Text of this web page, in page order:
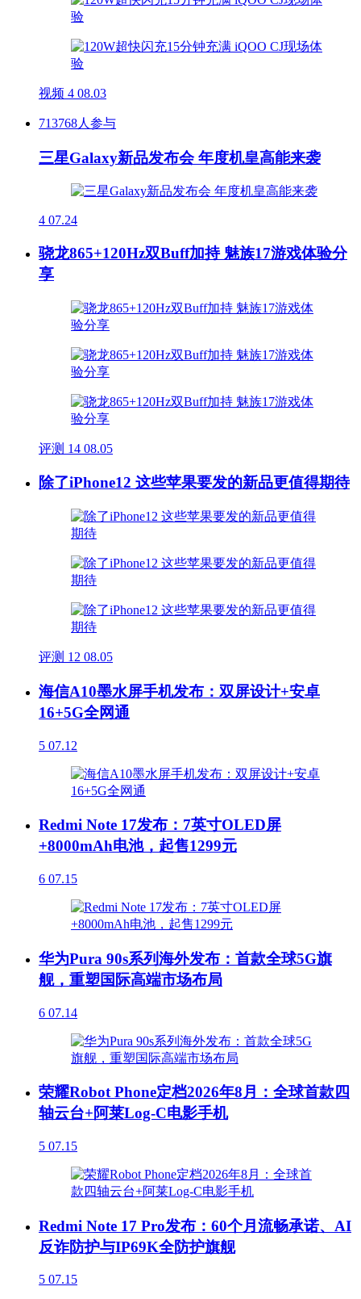
视频 4 08.03
713768人参与
三星Galaxy新品发布会 年度机皇高能来袭
4 07.24
骁龙865+120Hz双Buff加持 魅族17游戏体验分
享
评测 14 08.05
除了iPhone12 这些苹果要发的新品更值得期待
评测 12 08.05
海信A10墨水屏手机发布：双屏设计+安卓
16+5G全网通
5 07.12
Redmi Note 17发布：7英寸OLED屏
+8000mAh电池，起售1299元
6 07.15
华为Pura 90s系列海外发布：首款全球5G旗
舰，重塑国际高端市场布局
6 07.14
荣耀Robot Phone定档2026年8月：全球首款四
轴云台+阿莱Log-C电影手机
5 07.15
Redmi Note 17 Pro发布：60个月流畅承诺、AI
反诈防护与IP69K全防护旗舰
5 07.15